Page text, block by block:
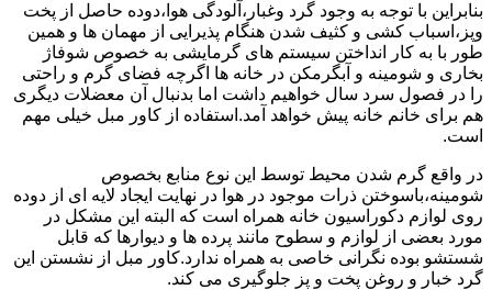
بنابراین با توجه به وجود گرد وغبار،آلودگی هوا،دوده حاصل از پخت
وپز،اسباب کشی و کثیف شدن هنگام پذیرایی از مهمان ها و همین
طور با به کار انداختن سیستم های گرمایشی به خصوص شوفاژ
بخاری و شومینه و آبگرمکن در خانه ها اگرچه فضای گرم و راحتی
را در فصول سرد سال خواهیم داشت اما بدنبال آن معضلات دیگری
هم برای خانم خانه پیش خواهد آمد.استفاده از کاور مبل خیلی مهم
است.
در واقع گرم شدن محیط توسط این نوع منابع بخصوص
شومینه،باسوختن ذرات موجود در هوا در نهایت ایجاد لایه ای از دوده
روی لوازم دکوراسیون خانه همراه است که البته این مشکل در
مورد بعضی از لوازم و سطوح مانند پرده ها و دیوارها که قابل
شستشو بوده نگرانی خاصی به همراه ندارد.کاور مبل از نشستن این
گرد خبار و روغن پخت و پز جلوگیری می کند.